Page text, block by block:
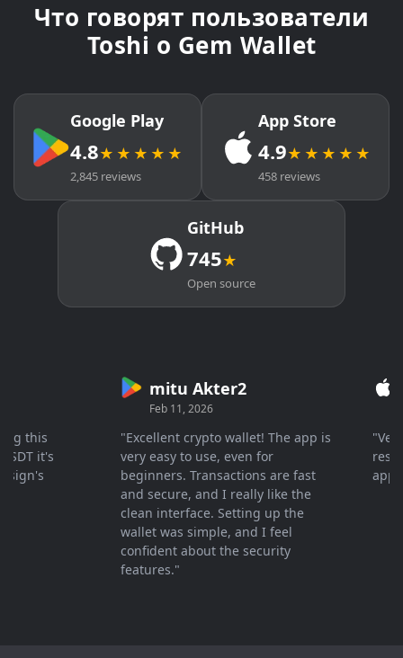
Что говорят пользователи
Toshi о Gem Wallet
Google Play
4.8★★★★★
2,845 reviews
App Store
4.9★★★★★
458 reviews
GitHub
745★
Open source
it's
mitu Akter2
Feb 11, 2026
"Excellent crypto wallet! The app is
very easy to use, even for
beginners. Transactions are fast
and secure, and I really like the
clean interface. Setting up the
wallet was simple, and I feel
confident about the security
features."
"Very